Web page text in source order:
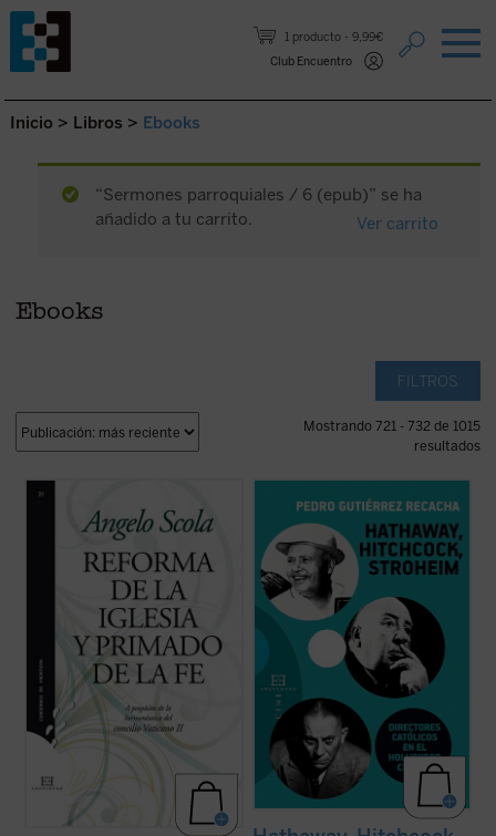
1 producto
9,99€
Club Encuentro
Saltar al contenido.
Inicio > Libros > Ebooks
“Sermones parroquiales / 6 (epub)” se ha
añadido a tu carrito.
Ver carrito
Ebooks
FILTROS
Mostrando 721 - 732 de 1015
resultados
Los frutos del Vaticano II son ya bien
visibles en la historia de la Iglesia. Sin
embargo, su recepción, todavía en
proceso, continúa exigiendo de los
cristianos una respuesta libre y generosa a
la llamada de Dios que se ofrece en la
¿Qué es lo que tiene el cine clásico que lo
convierte en un fenómeno artístico tan
especial? ¿Por qué, hoy en día, todavía nos
llaman la atención unas películas que, en
muchos casos, se rodaron hace casi un
siglo? Quizá buena parte del ...
(ver ficha)